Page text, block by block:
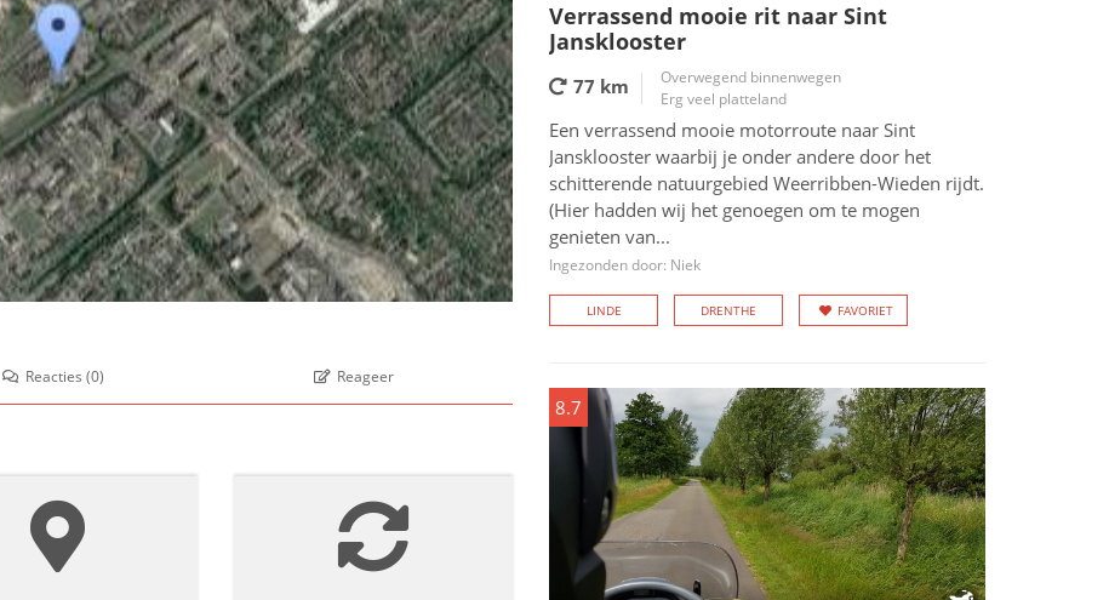
Reacties(0) Reageer
Verrassend mooie rit naar Sint
Jansklooster
77 km
Overwegend binnenwegen
Erg veel platteland
Een verrassend mooie motorroute naar Sint
Jansklooster waarbij je onder andere door het
schitterende natuurgebied Weerribben-Wieden rijdt.
(Hier hadden wij het genoegen om te mogen
genieten van...
Ingezonden door: Niek
LINDE DRENTHE FAVORIET
8.7